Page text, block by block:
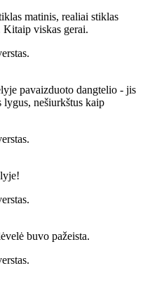
matinis, realiai stiklas
viskas gerai.
pavaizduoto dangtelio - jis
nešiurkštus kaip
buvo pažeista.